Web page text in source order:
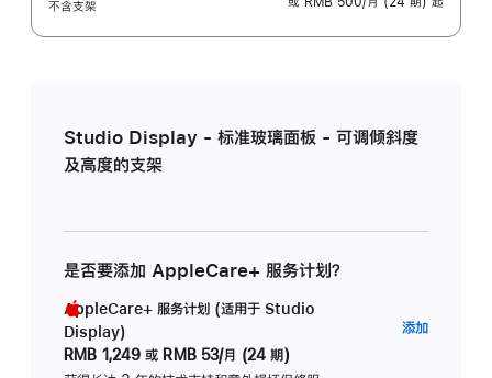
不含支架
Studio Display - 标准玻璃面板 - 可调倾斜度
及高度的支架
是否要添加 AppleCare+ 服务计划？
AppleCare+ 服务计划 (适用于 Studio
Display)
RMB 1,249 或 RMB 53/月 (24 期)
添加